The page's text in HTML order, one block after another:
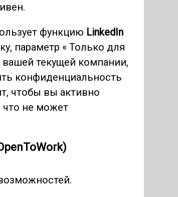
функцию LinkedIn
параметр « Только для
вашей текущей компании,
конфиденциальность
чтобы вы активно
что не может